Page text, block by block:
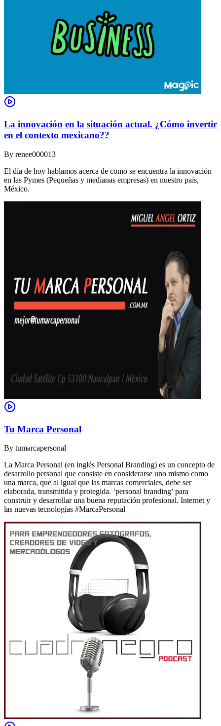
La innovación en la situación actual. ¿Cómo invertir
en el contexto mexicano??
By renee000013
El día de hoy hablamos acerca de como se encuentra la innovación
en las Pymes (Pequeñas y medianas empresas) en nuestro país,
México.
Tu Marca Personal
By tumarcapersonal
La Marca Personal (en inglés Personal Branding) es un concepto de
desarrollo personal que consiste en considerarse uno mismo como
una marca, que al igual que las marcas comerciales, debe ser
elaborada, transmitida y protegida. ‘personal branding’ para
construir y desarrollar una buena reputación profesional. Internet y
las nuevas tecnologías #MarcaPersonal